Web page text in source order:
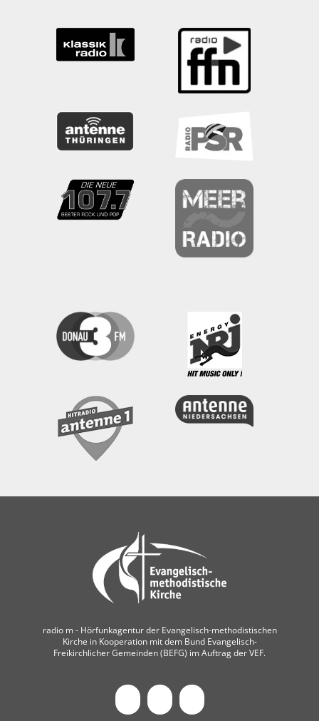
radio m ‐ Hörfunkagentur der Evangelisch-methodistischen
Kirche in Kooperation mit dem Bund Evangelisch-
Freikirchlicher Gemeinden (BEFG) im Auftrag der VEF.